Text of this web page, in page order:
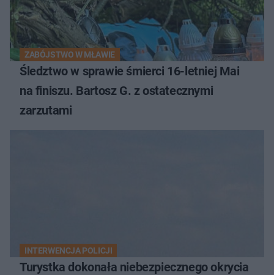
ZABÓJSTWO W MŁAWIE
Śledztwo w sprawie śmierci 16-letniej Mai
na finiszu. Bartosz G. z ostatecznymi
zarzutami
INTERWENCJA POLICJI
Turystka dokonała niebezpiecznego okrycia